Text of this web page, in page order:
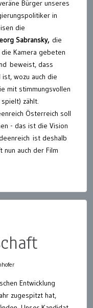
Bürger unseres
in
die
Sabransky, die
Kamera gebeten
beweist, dass
wozu auch die
mit stimmungsvollen
zählt.
Österreich soll
- das ist die Vision
ist deshalb
auch der Film
Entwicklung
zugespitzt hat,